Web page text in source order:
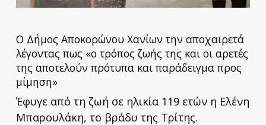
Ο Δήμος Αποκορώνου Χανίων την αποχαιρετά
λέγοντας πως «ο τρόπος ζωής της και οι αρετές
της αποτελούν πρότυπα και παράδειγμα προς
μίμηση»
Έφυγε από τη ζωή σε ηλικία 119 ετών η Ελένη
Μπαρουλάκη, το βράδυ της Τρίτης.